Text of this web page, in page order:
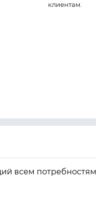
клиентам.
всем потребностям